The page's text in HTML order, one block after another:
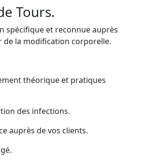
Tours.
spécifique et reconnue auprès
de la modification corporelle.
théorique et pratiques
des infections.
auprès de vos clients.